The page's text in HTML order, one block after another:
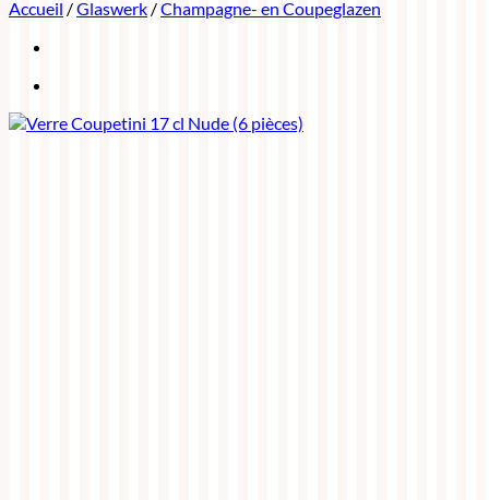
Accueil /Glaswerk /Champagne- en Coupeglazen